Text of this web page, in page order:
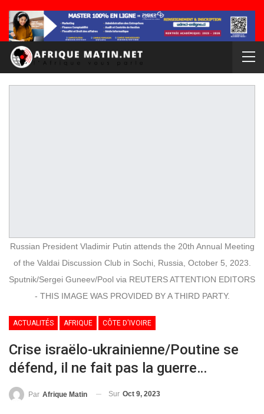
Russian President Vladimir Putin attends the 20th Annual Meeting
of the Valdai Discussion Club in Sochi, Russia, October 5, 2023.
Sputnik/Sergei Guneev/Pool via REUTERS ATTENTION EDITORS
- THIS IMAGE WAS PROVIDED BY A THIRD PARTY.
ACTUALITÉS AFRIQUE CÔTE D'IVOIRE
Crise israëlo-ukrainienne/Poutine se
défend, il ne fait pas la guerre…
Par Afrique Matin Sur Oct 9, 2023